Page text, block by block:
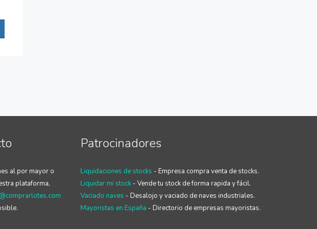
al por mayor o
plataforma,
Patrocinadores
Liquidaciones de stocks - Empresa compra venta de stocks.
Liquidar mi stock- Vende tu stock de forma rapida y fácil.
Vaciado naves - Desalojo y vaciado de naves industriales.
Mayoristas en España - Directorio de empresas mayoristas.